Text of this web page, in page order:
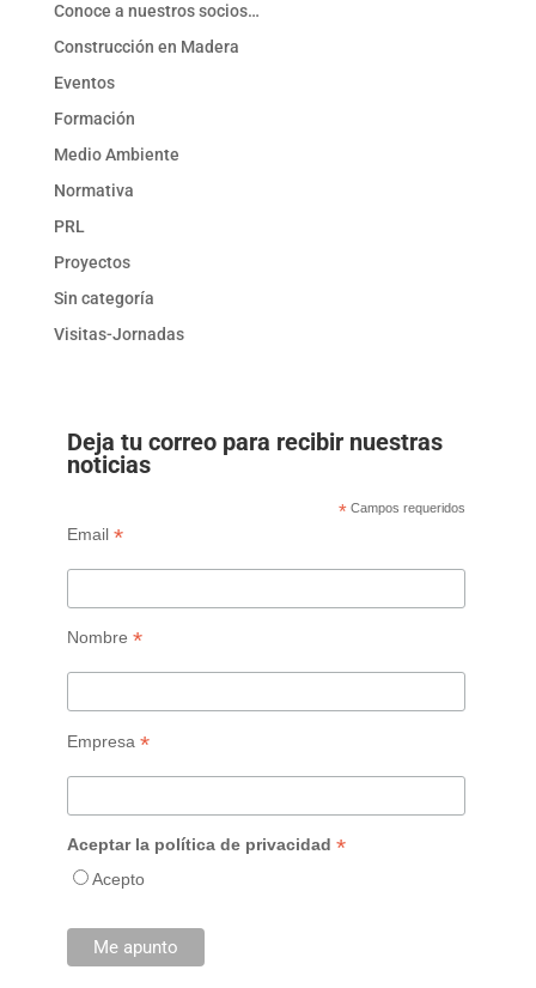
Conoce a nuestros socios…
Construcción en Madera
Eventos
Formación
Medio Ambiente
Normativa
PRL
Proyectos
Sin categoría
Visitas-Jornadas
Deja tu correo para recibir nuestras
noticias
* Campos requeridos
Email *
Nombre *
Empresa *
Aceptar la política de privacidad *
Acepto